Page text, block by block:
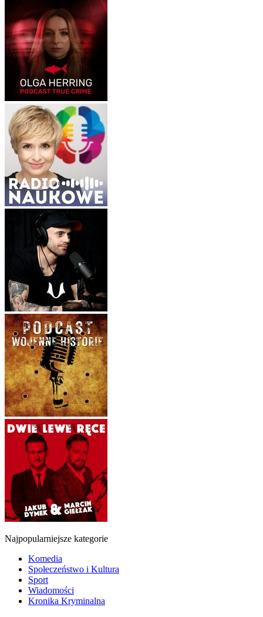
Najpopularniejsze kategorie
Komedia
Społeczeństwo i Kultura
Sport
Wiadomości
Kronika Kryminalna